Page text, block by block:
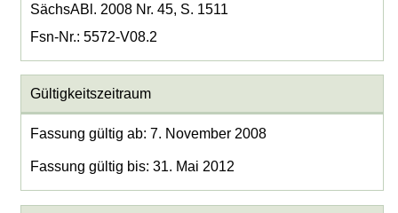
SächsABl. 2008 Nr. 45, S. 1511
Fsn-Nr.: 5572-V08.2
Gültigkeitszeitraum
Fassung gültig ab: 7. November 2008
Fassung gültig bis: 31. Mai 2012